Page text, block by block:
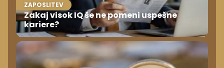
ZAPOSLITEV
Zakaj visok IQ še ne pomeni uspešne
kariere?